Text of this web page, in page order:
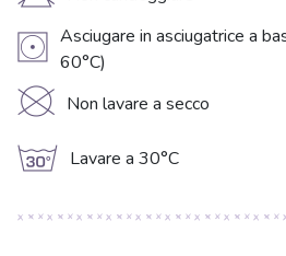
V Asciugare in asciugatrice a
60°C)
K Non lavare a secco
g Lavare a 30°C